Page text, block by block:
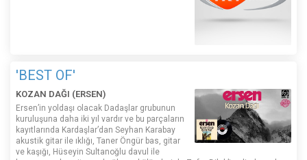
'BEST OF'
KOZAN DAĞI (ERSEN)
Ersen’in yoldaşı olacak Dadaşlar grubunun
kuruluşuna daha iki yıl vardır ve bu parçaların
kayıtlarında Kardaşlar’dan Seyhan Karabay
akustik gitar ile ıklığı, Taner Öngür bas, gitar
ve kaşığı, Hüseyin Sultanoğlu davul ile